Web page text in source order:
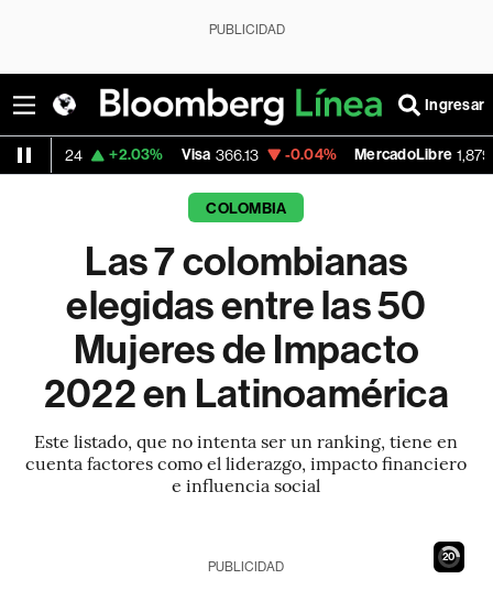
PUBLICIDAD
Ingresar
Visa 366.13 -0.04% MercadoLibre 1,879.59 -0.25%
COLOMBIA
Las 7 colombianas
elegidas entre las 50
Mujeres de Impacto
2022 en Latinoamérica
Este listado, que no intenta ser un ranking, tiene en
cuenta factores como el liderazgo, impacto financiero
e influencia social
18
PUBLICIDAD